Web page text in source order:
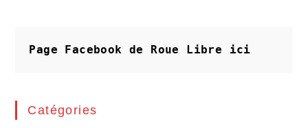
Page Facebook de Roue Libre ici
Catégories